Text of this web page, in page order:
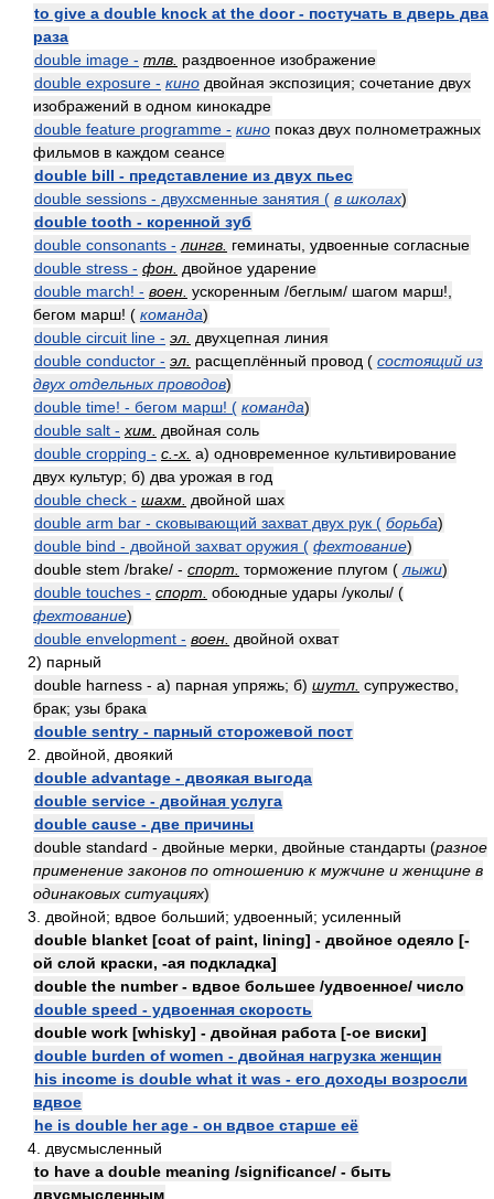
to give a double knock at the door - постучать в дверь два
раза
double image - тлв. раздвоенное изображение
double exposure - кино двойная экспозиция; сочетание двух
изображений в одном кинокадре
double feature programme - кино показ двух полнометражных
фильмов в каждом сеансе
double bill - представление из двух пьес
double sessions - двухсменные занятия ( в школах)
double tooth - коренной зуб
double consonants - лингв. геминаты, удвоенные согласные
double stress - фон. двойное ударение
double march! - воен. ускоренным /беглым/ шагом марш!,
бегом марш! ( команда)
double circuit line - эл. двухцепная линия
double conductor - эл. расщеплённый провод ( состоящий из
двух отдельных проводов)
double time! - бегом марш! ( команда)
double salt - хим. двойная соль
double cropping - с.-х. а) одновременное культивирование
двух культур; б) два урожая в год
double check - шахм. двойной шах
double arm bar - сковывающий захват двух рук ( борьба)
double bind - двойной захват оружия ( фехтование)
double stem /brake/ - спорт. торможение плугом ( лыжи)
double touches - спорт. обоюдные удары /уколы/ (
фехтование)
double envelopment - воен. двойной охват
2) парный
double harness - а) парная упряжь; б) шутл. супружество,
брак; узы брака
double sentry - парный сторожевой пост
2. двойной, двоякий
double advantage - двоякая выгода
double service - двойная услуга
double cause - две причины
double standard - двойные мерки, двойные стандарты (разное
применение законов по отношению к мужчине и женщине в
одинаковых ситуациях)
3. двойной; вдвое больший; удвоенный; усиленный
double blanket [coat of paint, lining] - двойное одеяло [-
ой слой краски, -ая подкладка]
double the number - вдвое большее /удвоенное/ число
double speed - удвоенная скорость
double work [whisky] - двойная работа [-ое виски]
double burden of women - двойная нагрузка женщин
his income is double what it was - его доходы возросли
вдвое
he is double her age - он вдвое старше её
4. двусмысленный
to have a double meaning /significance/ - быть
двусмысленным